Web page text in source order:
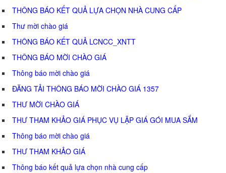
THÔNG BÁO KẾT QUẢ LỰA CHỌN NHÀ CUNG CẤP
Thư mời chào giá
THÔNG BÁO KẾT QUẢ LCNCC_XNTT
THÔNG BÁO MỜI CHÀO GIÁ
Thông báo mời chào giá
ĐĂNG TẢI THÔNG BÁO MỜI CHÀO GIÁ 1357
THƯ MỜI CHÀO GIÁ
THƯ THAM KHẢO GIÁ PHỤC VỤ LẬP GIÁ GÓI MUA SẮM
Thông báo mời chào giá
THƯ THAM KHẢO GIÁ
Thông báo kết quả lựa chọn nhà cung cấp